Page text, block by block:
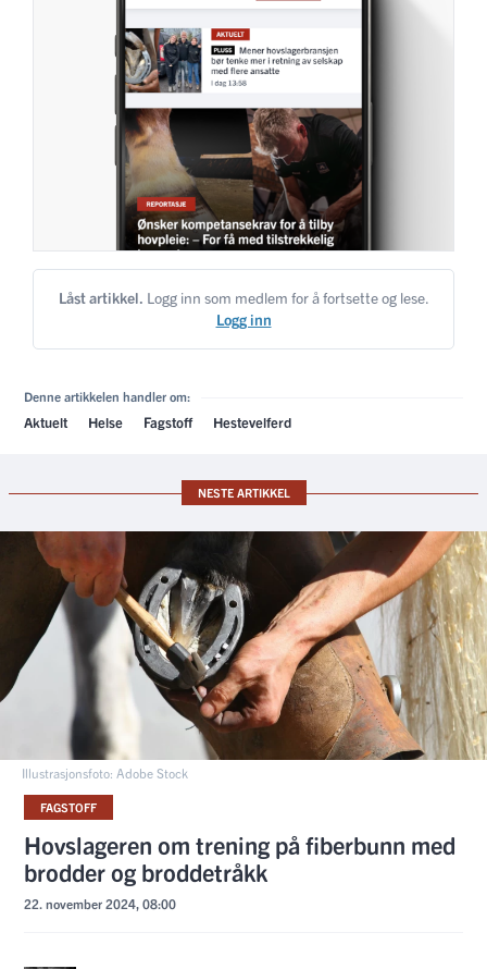
Låst artikkel. Logg inn som medlem for å fortsette og lese.
Logg inn
Denne artikkelen handler om:
Aktuelt Helse Fagstoff Hestevelferd
NESTE ARTIKKEL
Illustrasjonsfoto: Adobe Stock
FAGSTOFF
Hovslageren om trening på fiberbunn med
brodder og broddetråkk
22. november 2024, 08:00